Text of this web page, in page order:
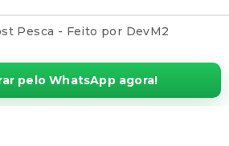
pelo WhatsApp agora!
Pesca - Feito por DevM2